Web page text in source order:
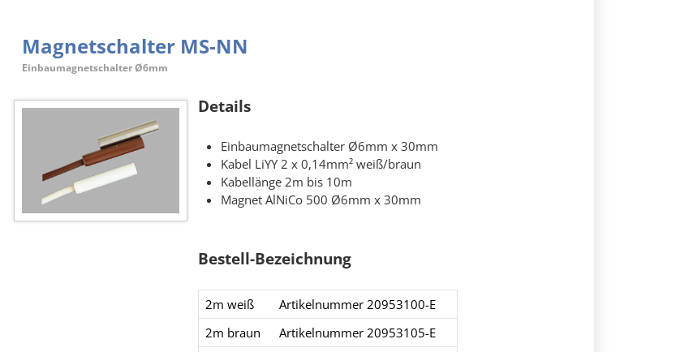
Magnetschalter MS-NN
Einbaumagnetschalter Ø6mm
Details
Einbaumagnetschalter Ø6mm x 30mm
Kabel LiYY 2 x 0,14mm² weiß/braun
Kabellänge 2m bis 10m
Magnet AlNiCo 500 Ø6mm x 30mm
Bestell-Bezeichnung
2m weiß
Artikelnummer 20953100-E
2m braun
Artikelnummer 20953105-E